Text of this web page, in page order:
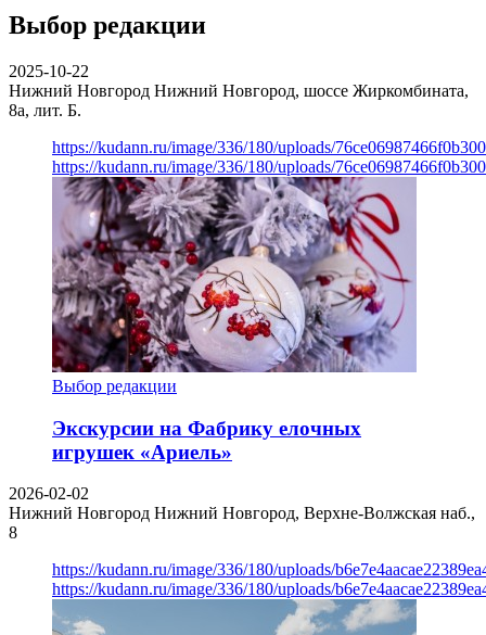
Выбор редакции
2025-10-22
Нижний Новгород Нижний Новгород, шоссе Жиркомбината,
8а, лит. Б.
https://kudann.ru/image/336/180/uploads/
https://kudann.ru/image/336/180/uploads/
Выбор редакции
Экскурсии на Фабрику елочных
игрушек «Ариель»
2026-02-02
Нижний Новгород Нижний Новгород, Верхне-Волжская наб.,
8
https://kudann.ru/image/336/180/uploads/
https://kudann.ru/image/336/180/uploads/